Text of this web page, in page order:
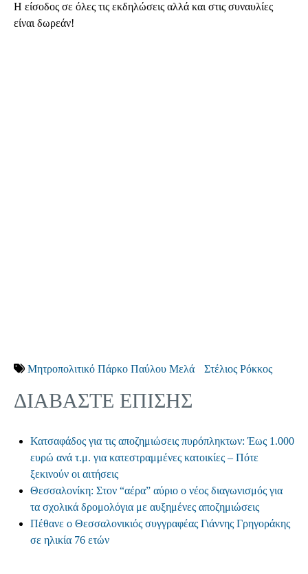
Η είσοδος σε όλες τις εκδηλώσεις αλλά και στις συναυλίες
είναι δωρεάν!
Μητροπολιτικό Πάρκο Παύλου Μελά Στέλιος Ρόκκος
ΔΙΑΒΑΣΤΕ ΕΠΙΣΗΣ
Κατσαφάδος για τις αποζημιώσεις πυρόπληκτων: Έως 1.000
ευρώ ανά τ.μ. για κατεστραμμένες κατοικίες – Πότε
ξεκινούν οι αιτήσεις
Θεσσαλονίκη: Στον “αέρα” αύριο ο νέος διαγωνισμός για
τα σχολικά δρομολόγια με αυξημένες αποζημιώσεις
Πέθανε ο Θεσσαλονικιός συγγραφέας Γιάννης Γρηγοράκης
σε ηλικία 76 ετών